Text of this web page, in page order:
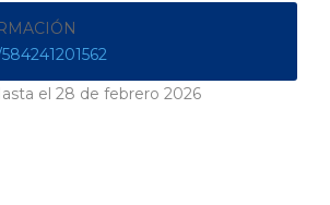
el 28 de febrero 2026